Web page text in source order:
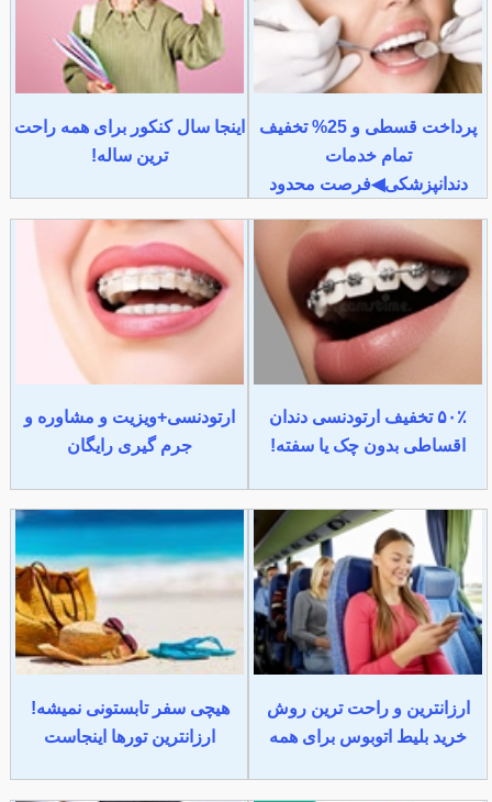
پرداخت قسطی و 25% تخفیف
تمام خدمات
دندانپزشکی◀فرصت محدود
اینجا سال کنکور برای همه راحت
ترین ساله!
۵۰٪ تخفیف ارتودنسی دندان
اقساطی بدون چک یا سفته!
ارتودنسی+ویزیت و مشاوره و
جرم گیری رایگان
ارزانترین و راحت ترین روش
خرید بلیط اتوبوس برای همه
هیچی سفر تابستونی نمیشه!
ارزانترین تورها اینجاست